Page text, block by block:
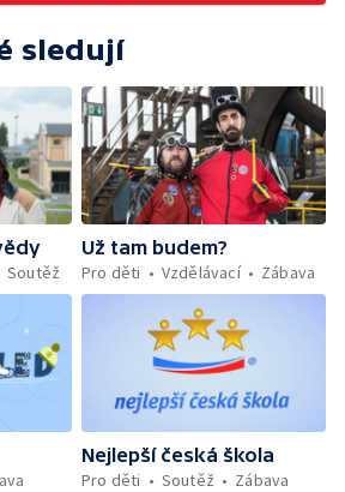
sledují
Soutěž
Už tam budem?
Pro děti
Vzdělávací Zábava
Nejlepší česká škola
Pro děti
Soutěž Zábava